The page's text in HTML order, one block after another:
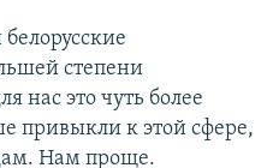
степени
нас это чуть более
привыкли к этой сфере,
Нам проще.